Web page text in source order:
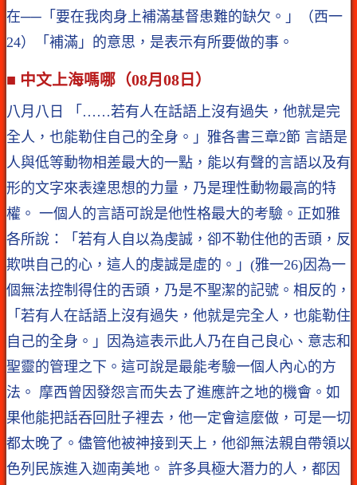
在──「要在我肉身上補滿基督患難的缺欠。」（西一
24）「補滿」的意思，是表示有所要做的事。
■ 中文上海嗎哪（08月08日）
八月八日 「……若有人在話語上沒有過失，他就是完
全人，也能勒住自己的全身。」雅各書三章2節 言語是
人與低等動物相差最大的一點，能以有聲的言語以及有
形的文字來表達思想的力量，乃是理性動物最高的特
權。 一個人的言語可說是他性格最大的考驗。正如雅
各所說：「若有人自以為虔誠，卻不勒住他的舌頭，反
欺哄自己的心，這人的虔誠是虛的。」(雅一26)因為一
個無法控制得住的舌頭，乃是不聖潔的記號。相反的，
「若有人在話語上沒有過失，他就是完全人，也能勒住
自己的全身。」因為這表示此人乃在自己良心、意志和
聖靈的管理之下。這可說是最能考驗一個人內心的方
法。 摩西曾因發怨言而失去了進應許之地的機會。如
果他能把話吞回肚子裡去，他一定會這麼做，可是一切
都太晚了。儘管他被神接到天上，他卻無法親自帶領以
色列民族進入迦南美地。 許多具極大潛力的人，都因